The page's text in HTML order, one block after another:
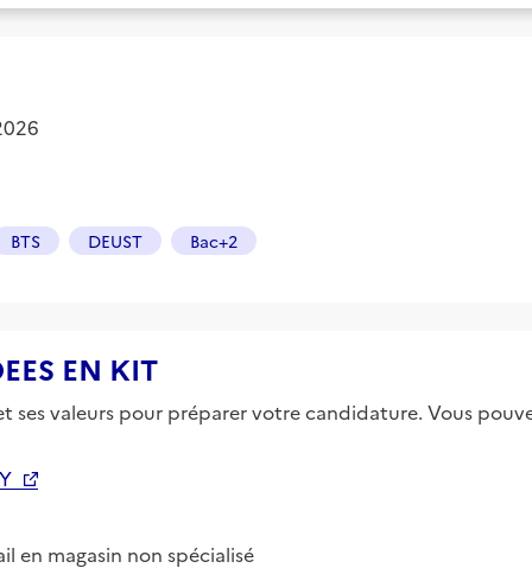
BTS DEUST Bac+2
EN KIT
ses valeurs pour préparer votre candidature. Vous
en magasin non spécialisé